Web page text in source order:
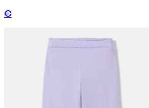
€